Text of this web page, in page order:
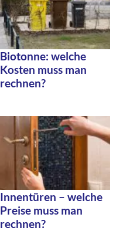
Biotonne: welche
Kosten muss man
rechnen?
Innentüren – welche
Preise muss man
rechnen?